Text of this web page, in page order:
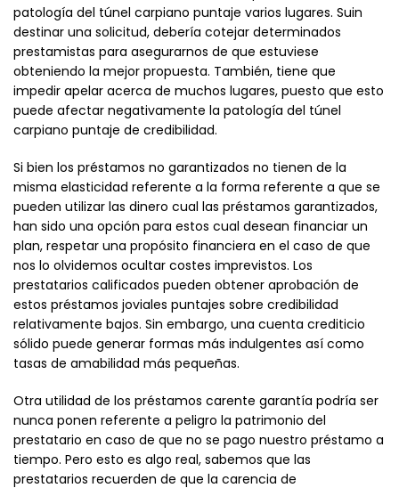
patologí­a del túnel carpiano puntaje varios lugares. Suin
destinar una solicitud, debería cotejar determinados
prestamistas para asegurarnos de que estuviese
obteniendo la mejor propuesta. También, tiene que
impedir apelar acerca de muchos lugares, puesto que esto
puede afectar negativamente la patologí­a del túnel
carpiano puntaje de credibilidad.
Si bien los préstamos no garantizados no tienen de la
misma elasticidad referente a la forma referente a que se
pueden utilizar las dinero cual las préstamos garantizados,
han sido una opción para estos cual desean financiar un
plan, respetar una propósito financiera en el caso de que
nos lo olvidemos ocultar costes imprevistos. Los
prestatarios calificados pueden obtener aprobación de
estos préstamos joviales puntajes sobre credibilidad
relativamente bajos. Sin embargo, una cuenta crediticio
sólido puede generar formas más indulgentes así­ como
tasas de amabilidad más pequeñas.
Otra utilidad de los préstamos carente garantía podrí­a ser
nunca ponen referente a peligro la patrimonio del
prestatario en caso de que no se pago nuestro préstamo a
tiempo. Pero esto es algo real, sabemos que las
prestatarios recuerden de que la carencia de